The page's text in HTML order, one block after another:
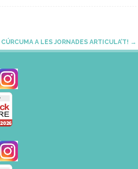
CÚRCUMA A LES JORNADES ARTICULA’T! →